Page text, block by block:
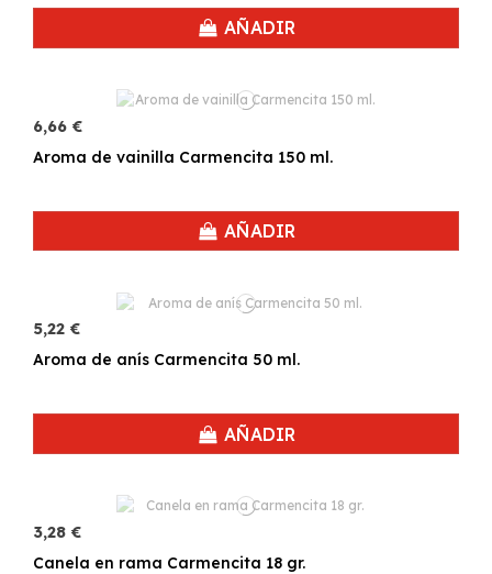
AÑADIR
6,66 €
Aroma de vainilla Carmencita 150 ml.
AÑADIR
5,22 €
Aroma de anís Carmencita 50 ml.
AÑADIR
3,28 €
Canela en rama Carmencita 18 gr.